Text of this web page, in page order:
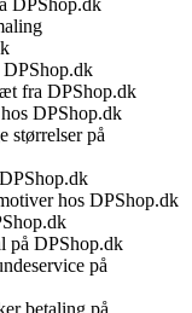
DPShop.dk
DPShop.dk
fra DPShop.dk
DPShop.dk
størrelser på
hos DPShop.dk
på DPShop.dk
på
betaling på